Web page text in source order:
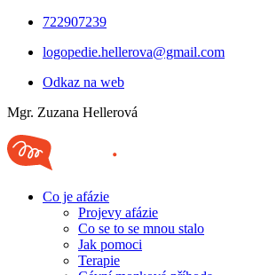
722907239
logopedie.hellerova@gmail.com
Odkaz na web
Mgr. Zuzana Hellerová
Co je afázie
Projevy afázie
Co se to se mnou stalo
Jak pomoci
Terapie